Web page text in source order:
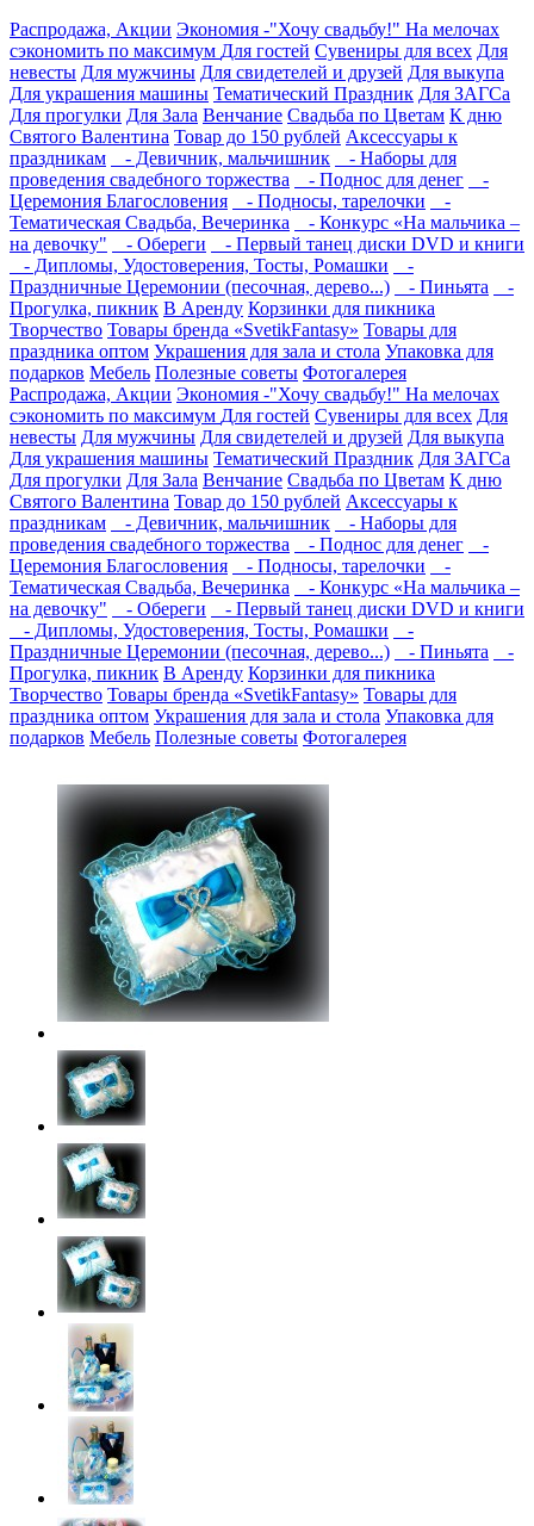
Распродажа, Акции Экономия -"Хочу свадьбу!" На мелочах
сэкономить по максимум Для гостей Сувениры для всех Для
невесты Для мужчины Для свидетелей и друзей Для выкупа
Для украшения машины Тематический Праздник Для ЗАГСа
Для прогулки Для Зала Венчание Свадьба по Цветам К дню
Святого Валентина Товар до 150 рублей Аксессуары к
праздникам
- Девичник, мальчишник
- Наборы для
проведения свадебного торжества
- Поднос для денег
-
Церемония Благословения
- Подносы, тарелочки
-
Тематическая Свадьба, Вечеринка
- Конкурс «На мальчика –
на девочку"
- Обереги
- Первый танец диски DVD и книги
- Дипломы, Удостоверения, Тосты, Ромашки
-
Праздничные Церемонии (песочная, дерево...)
- Пиньята
-
Прогулка, пикник В Аренду Корзинки для пикника
Творчество Товары бренда «SvetikFantasy» Товары для
праздника оптом Украшения для зала и стола Упаковка для
подарков Мебель Полезные советы Фотогалерея
Распродажа, Акции Экономия -"Хочу свадьбу!" На мелочах
сэкономить по максимум Для гостей Сувениры для всех Для
невесты Для мужчины Для свидетелей и друзей Для выкупа
Для украшения машины Тематический Праздник Для ЗАГСа
Для прогулки Для Зала Венчание Свадьба по Цветам К дню
Святого Валентина Товар до 150 рублей Аксессуары к
праздникам
- Девичник, мальчишник
- Наборы для
проведения свадебного торжества
- Поднос для денег
-
Церемония Благословения
- Подносы, тарелочки
-
Тематическая Свадьба, Вечеринка
- Конкурс «На мальчика –
на девочку"
- Обереги
- Первый танец диски DVD и книги
- Дипломы, Удостоверения, Тосты, Ромашки
-
Праздничные Церемонии (песочная, дерево...)
- Пиньята
-
Прогулка, пикник В Аренду Корзинки для пикника
Творчество Товары бренда «SvetikFantasy» Товары для
праздника оптом Украшения для зала и стола Упаковка для
подарков Мебель Полезные советы Фотогалерея